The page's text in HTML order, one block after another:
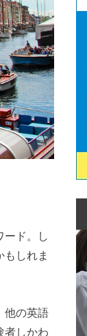
ード。し
しれま
他の英語
者しかわ